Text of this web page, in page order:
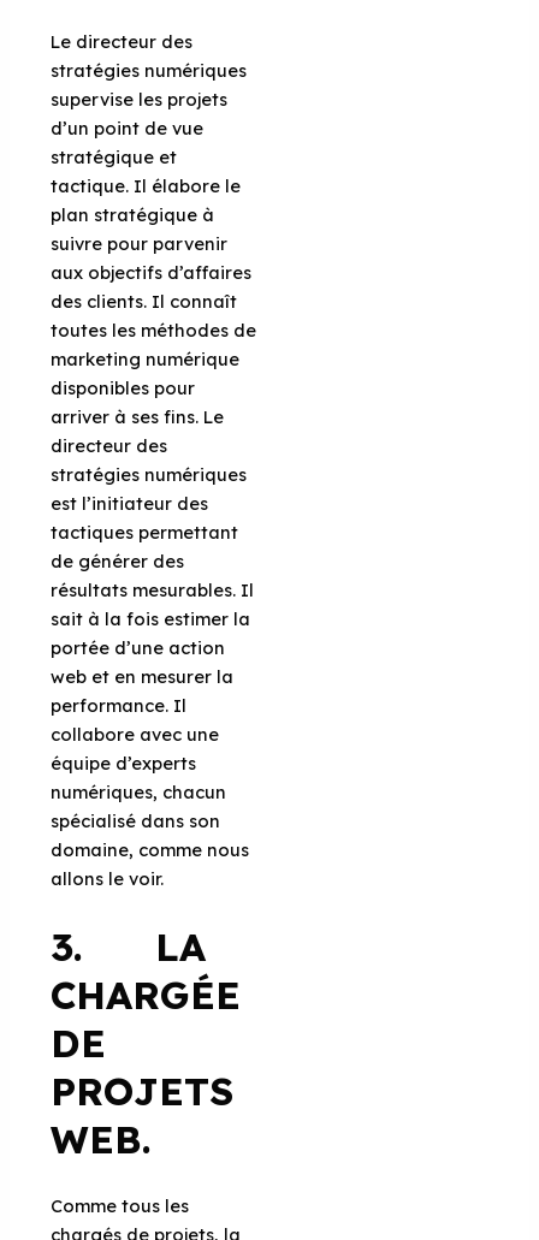
Le directeur des
stratégies numériques
supervise les projets
d’un point de vue
stratégique et
tactique. Il élabore le
plan stratégique à
suivre pour parvenir
aux objectifs d’affaires
des clients. Il connaît
toutes les méthodes de
marketing numérique
disponibles pour
arriver à ses fins. Le
directeur des
stratégies numériques
est l’initiateur des
tactiques permettant
de générer des
résultats mesurables. Il
sait à la fois estimer la
portée d’une action
web et en mesurer la
performance. Il
collabore avec une
équipe d’experts
numériques, chacun
spécialisé dans son
domaine, comme nous
allons le voir.
3. LA
CHARGÉE
DE
PROJETS
WEB.
Comme tous les
chargés de projets, la